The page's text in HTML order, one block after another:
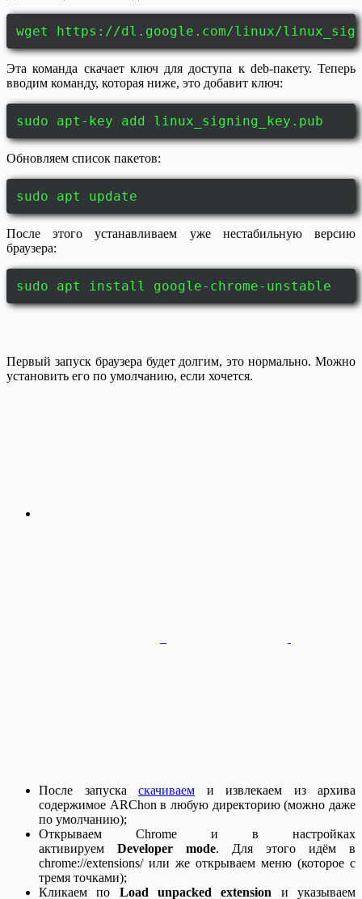
wget https://dl.google.com/linux/
Эта команда скачает ключ для доступа к deb-пакету. Теперь
вводим команду, которая ниже, это добавит ключ:
sudo apt-key add linux_signing_key.pub
Обновляем список пакетов:
sudo apt update
После этого устанавливаем уже нестабильную версию
браузера:
sudo apt install google-chrome-unstable
Первый запуск браузера будет долгим, это нормально. Можно
установить его по умолчанию, если хочется.
После запуска скачиваем и извлекаем из архива
содержимое ARChon в любую директорию (можно даже
по умолчанию);
Открываем Chrome и в настройках
активируем Developer mode. Для этого идём в
chrome://extensions/ или же открываем меню (которое с
тремя точками);
Кликаем по Load unpacked extension и указываем